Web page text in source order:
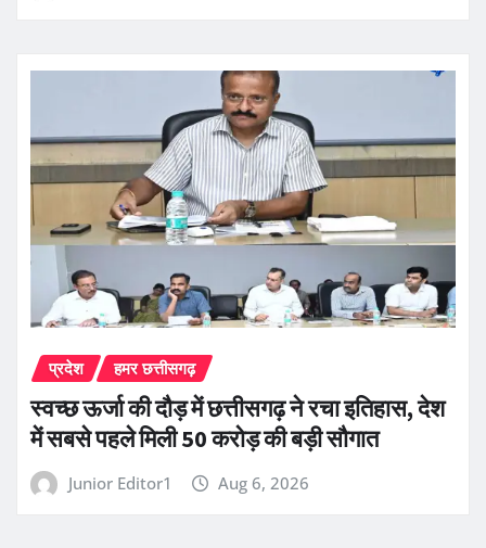
प्रदेश हमर छत्तीसगढ़
स्वच्छ ऊर्जा की दौड़ में छत्तीसगढ़ ने रचा इतिहास, देश
में सबसे पहले मिली 50 करोड़ की बड़ी सौगात
Junior Editor1 Aug 6, 2026